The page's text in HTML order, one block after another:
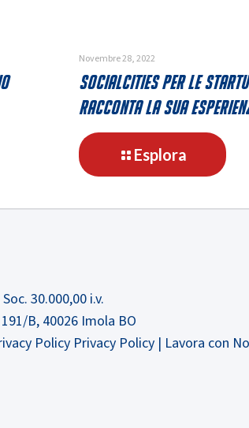
Novembre 28, 2022
SocialCities per le
racconta la sua
Esplora-
le
30.000,00 i.v.
B, 40026 Imola BO
Policy Privacy Policy | Lavora con